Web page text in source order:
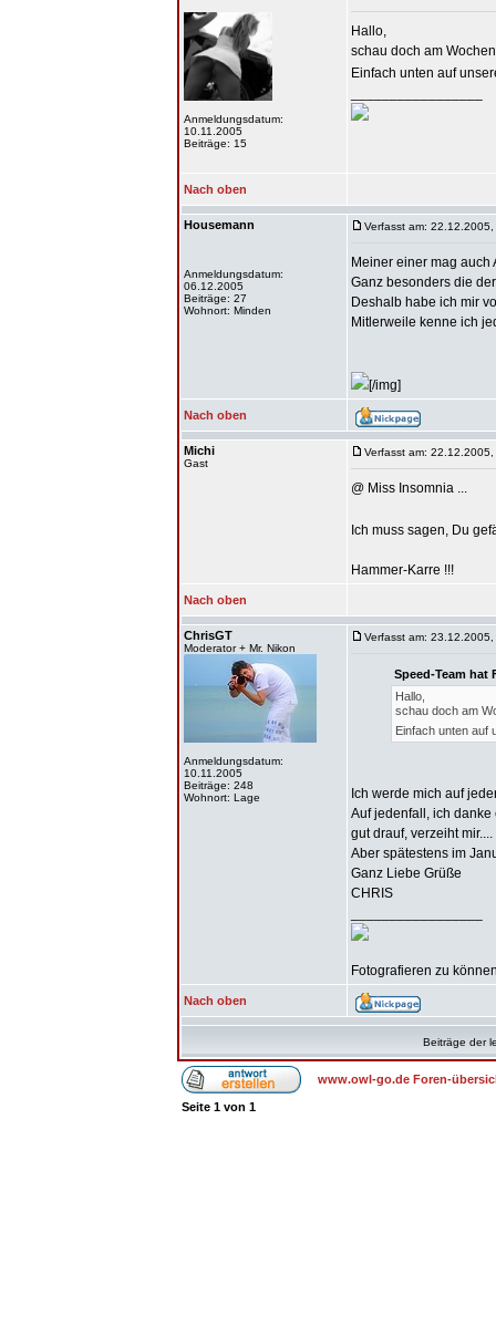
Anmeldungsdatum:
10.11.2005
Beiträge: 15
Hallo,
schau doch am
Einfach unten auf
Nach oben
Housemann
Anmeldungsdatum:
06.12.2005
Beiträge: 27
Wohnort: Minden
Verfasst am:
Meiner einer mag auch
Ganz besonders die
Deshalb habe ich mir
Mitlerweile kenne ich
[/img]
Nach oben
Michi
Gast
Verfasst am:
@ Miss Insomnia ...
Ich muss sagen, Du
Hammer-Karre !!!
Nach oben
ChrisGT
Moderator + Mr. Nikon
Anmeldungsdatum:
10.11.2005
Beiträge: 248
Wohnort: Lage
Verfasst am:
Speed-Team hat
Hallo,
schau doch am
Einfach unten auf
Ich werde mich auf
Auf jedenfall, ich
gut drauf, verzeiht mir....
Aber spätestens im
Ganz Liebe Grüße
CHRIS
Fotografieren zu
Nach oben
Beiträge der
www.owl-go.de Foren-
Seite 1 von 1